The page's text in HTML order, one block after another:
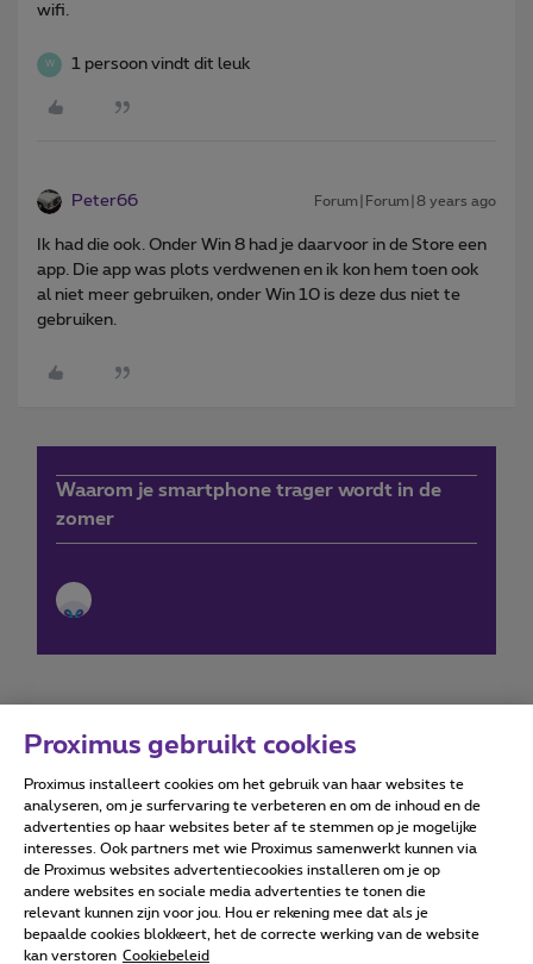
wifi.
W 1 persoon vindt dit leuk
Peter66 Forum|Forum|8 years ago
Ik had die ook. Onder Win 8 had je daarvoor in de Store een
app. Die app was plots verdwenen en ik kon hem toen ook
al niet meer gebruiken, onder Win 10 is deze dus niet te
gebruiken.
Waarom je smartphone trager wordt in de
zomer
Forumvoorwaarden Accessibility statement
Alle rechten voorbehouden. © Proximus
Algemene voorwaarden, consumenteninfo
Proximus gebruikt cookies
Proximus installeert cookies om het gebruik van haar websites te
analyseren, om je surfervaring te verbeteren en om de inhoud en de
advertenties op haar websites beter af te stemmen op je mogelijke
interesses. Ook partners met wie Proximus samenwerkt kunnen via
de Proximus websites advertentiecookies installeren om je op
andere websites en sociale media advertenties te tonen die
relevant kunnen zijn voor jou. Hou er rekening mee dat als je
bepaalde cookies blokkeert, het de correcte werking van de website
kan verstoren Cookiebeleid